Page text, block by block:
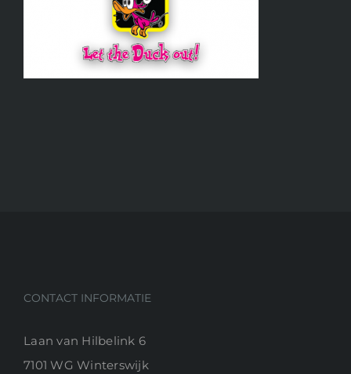
CONTACT INFORMATIE
Laan van Hilbelink 6
7101 WG Winterswijk